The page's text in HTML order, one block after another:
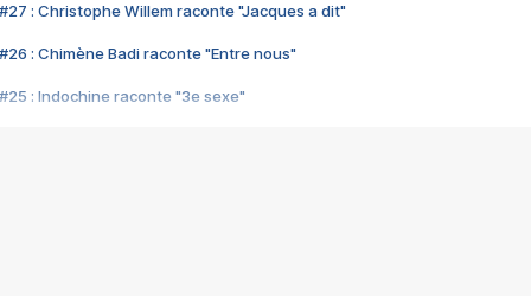
#27 : Christophe Willem raconte "Jacques a dit"
#26 : Chimène Badi raconte "Entre nous"
#25 : Indochine raconte "3e sexe"